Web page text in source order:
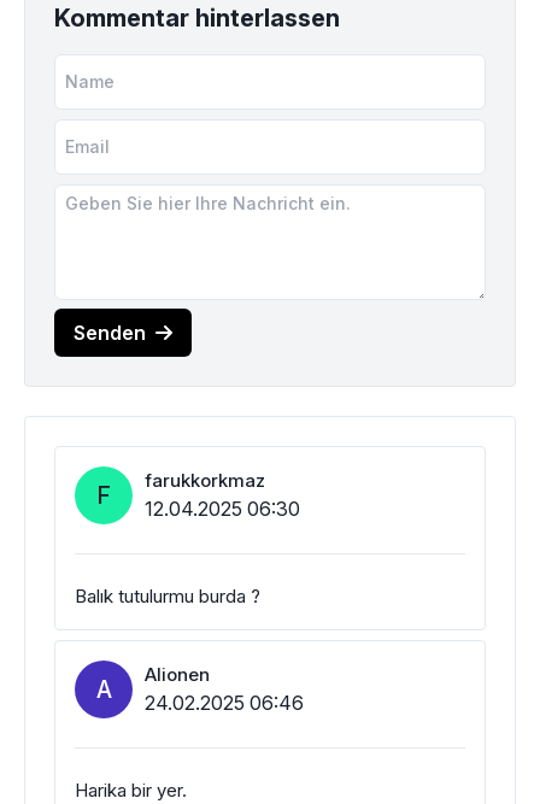
Kommentar hinterlassen
Senden
F farukkorkmaz
12.04.2025 06:30
Balık tutulurmu burda ?
A Alionen
24.02.2025 06:46
Harika bir yer.